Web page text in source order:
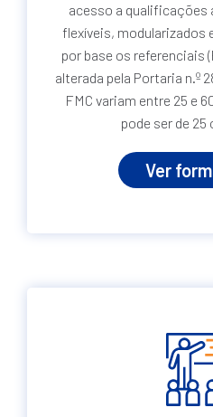
acesso a qualificações
flexíveis, modularizados
por base os referenciais
alterada pela Portaria n.º
FMC variam entre 25 e
pode ser de 25
Ver